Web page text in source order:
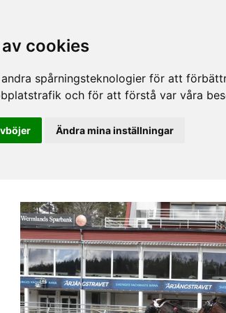
cookies
spårningsteknologier för att
och för att förstå var våra
Ändra mina inställningar